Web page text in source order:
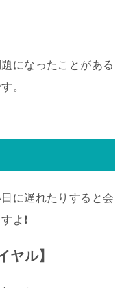
になったことがある
。
に遅れたりすると会
よ❗️
ヤル】